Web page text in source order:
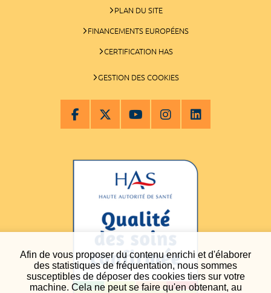
Afin de vous proposer du contenu enrichi et d'élaborer
des statistiques de fréquentation, nous sommes
susceptibles de déposer des cookies tiers sur votre
machine. Cela ne peut se faire qu'en obtenant, au
PLAN DU SITE
FINANCEMENTS EUROPÉENS
CERTIFICATION HAS
GESTION DES COOKIES